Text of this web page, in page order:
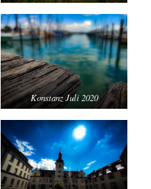
Konstanz Juli 2020